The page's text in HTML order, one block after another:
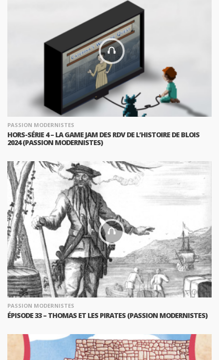
PASSION MODERNISTES
HORS-SÉRIE 4 – LA GAME JAM DES RDV DE L’HISTOIRE DE BLOIS
2024 (PASSION MODERNISTES)
PASSION MODERNISTES
ÉPISODE 33 – THOMAS ET LES PIRATES (PASSION MODERNISTES)